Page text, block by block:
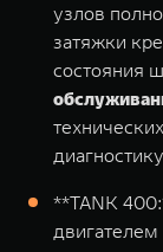
узлов
затяжки
состояния
**TANK 400
двигателем